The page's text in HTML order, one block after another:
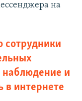
на
сотрудники
наблюдение и
в интернете